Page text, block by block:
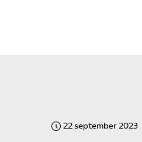
22 september 2023